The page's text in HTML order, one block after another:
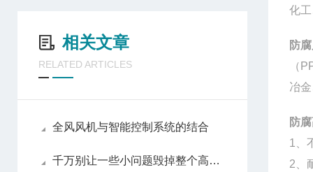
相关文章
RELATED ARTICLES
全风风机与智能控制系统的结合
千万别让一些小问题毁掉整个高压风机！
化
防
（
冶
防
1、
2、